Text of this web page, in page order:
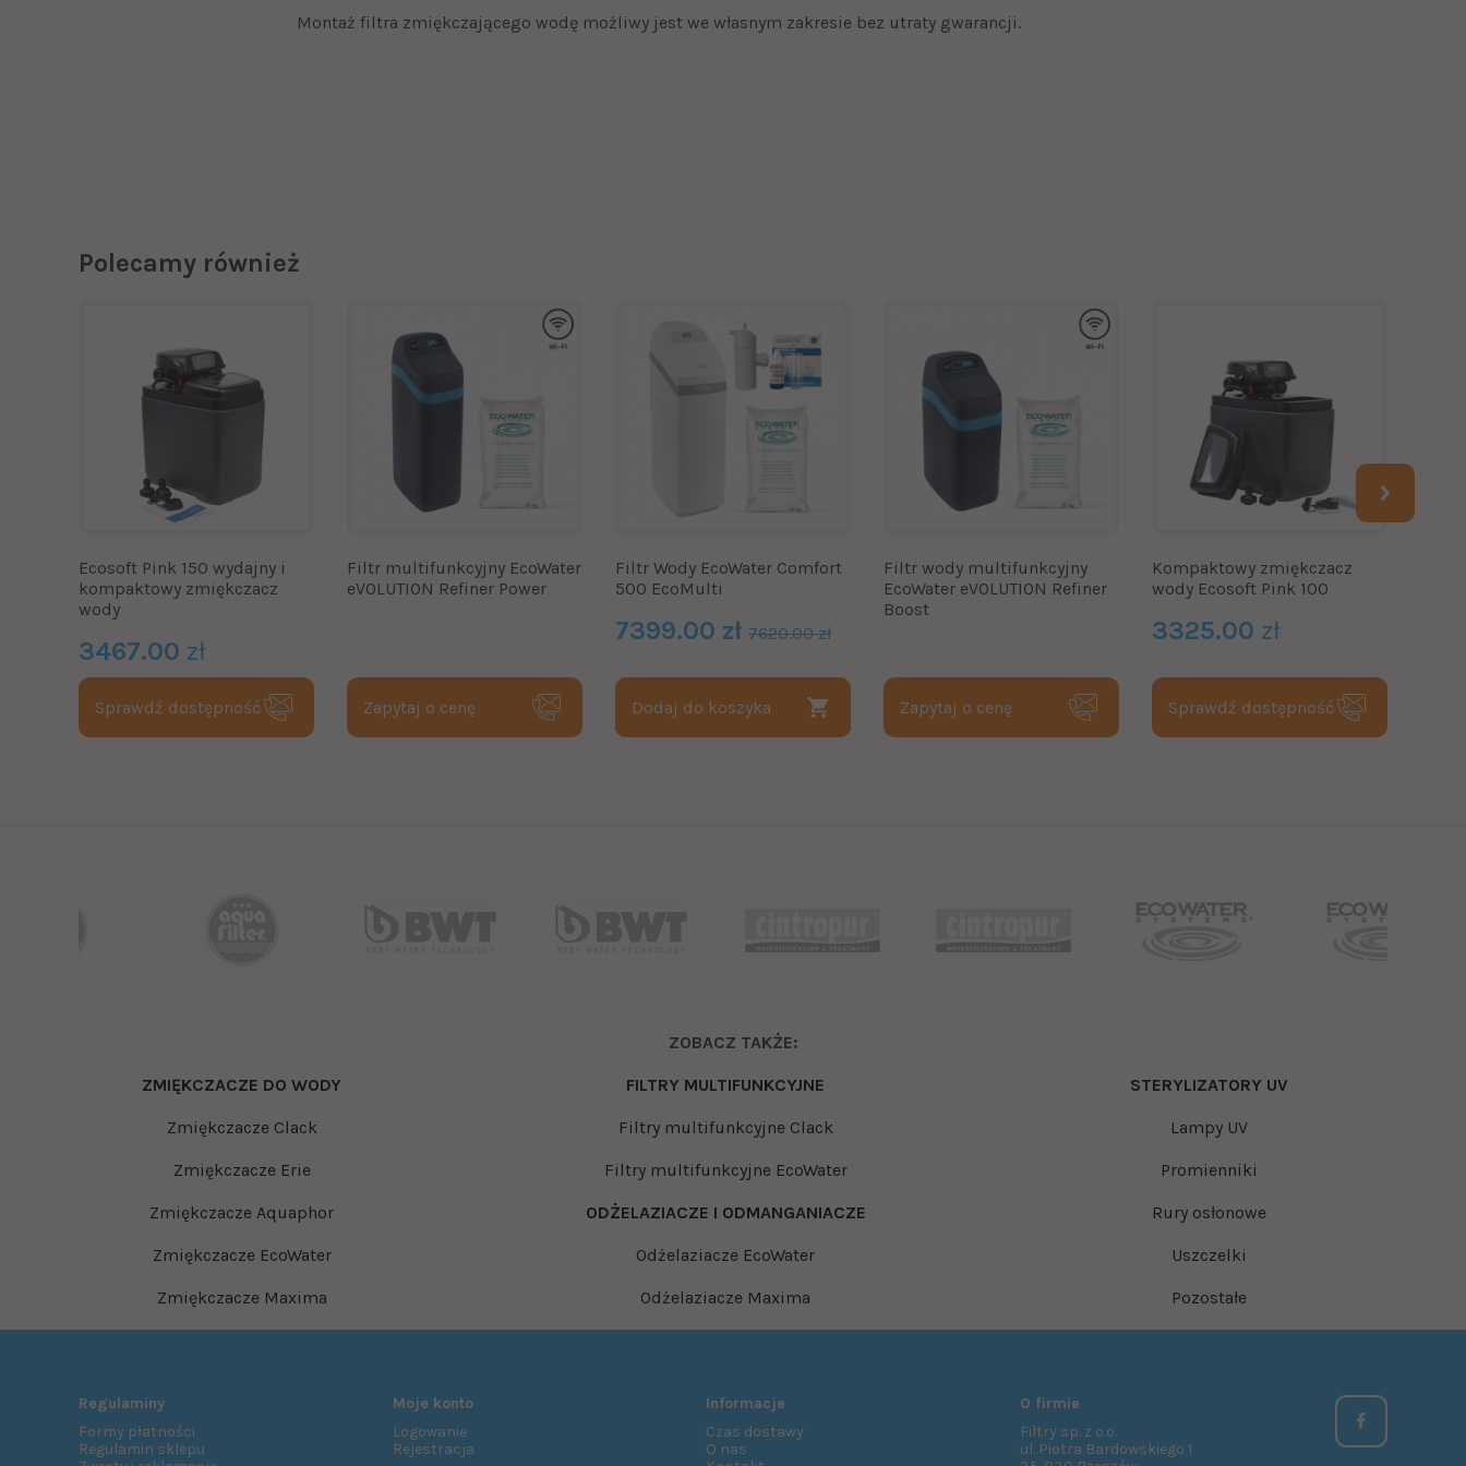
Montaż filtra zmiękczającego wodę możliwy jest we własnym zakresie bez utraty gwarancji.
Polecamy również
Ecosoft Pink 150 wydajny i
kompaktowy zmiękczacz
wody
3467.00 zł
Sprawdź dostępność
Filtr multifunkcyjny EcoWater
eVOLUTION Refiner Power
Zapytaj o cenę
Filtr Wody EcoWater Comfort
500 EcoMulti
7399.00 zł 7620.00 zł
Dodaj do koszyka
Filtr wody multifunkcyjny
EcoWater eVOLUTION Refiner
Boost
Zapytaj o cenę
Kompaktowy zmiękczacz
wody Ecosoft Pink 100
3325.00 zł
Sprawdź dostępność
ZOBACZ TAKŻE:
ZMIĘKCZACZE DO WODY
Zmiękczacze Clack
Zmiękczacze Erie
Zmiękczacze Aquaphor
Zmiękczacze EcoWater
Zmiękczacze Maxima
FILTRY MULTIFUNKCYJNE
Filtry multifunkcyjne Clack
Filtry multifunkcyjne EcoWater
ODŻELAZIACZE I ODMANGANIACZE
Odżelaziacze EcoWater
Odżelaziacze Maxima
STERYLIZATORY UV
Lampy UV
Promienniki
Rury osłonowe
Uszczelki
Pozostałe
Regulaminy
Formy płatności
Regulamin sklepu
Moje konto
Logowanie
Rejestracja
Informacje
Czas dostawy
O nas
O firmie
Filtry sp. z o.o.
ul. Piotra Bardowskiego 1